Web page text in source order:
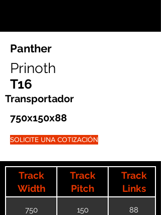
Panther
Prinoth
T16
Transportador
750x150x88
SOLICITE UNA COTIZACIÓN
Track
Width
Track
Pitch
Track
Links
750 150 88